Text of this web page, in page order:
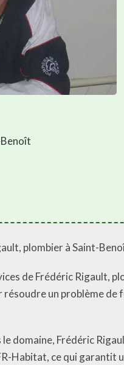
plombier à Saint-
de Frédéric Rigault,
un problème de
le domaine, Frédéric
Habitat, ce qui garantit